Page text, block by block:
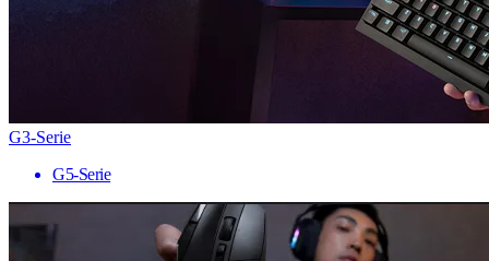
G3-Serie
G5-Serie